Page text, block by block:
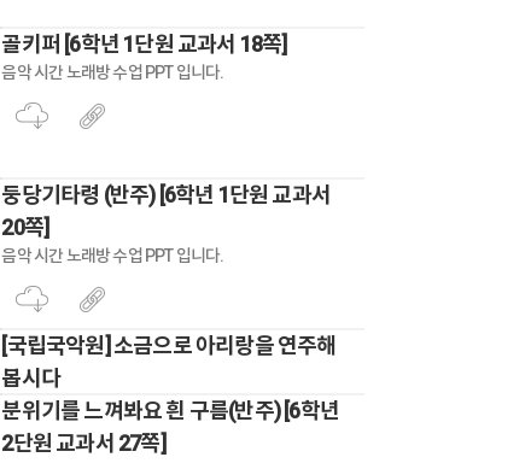
골키퍼 [6학년 1단원 교과서 18쪽]
음악 시간 노래방 수업 PPT 입니다.
둥당기타령 (반주) [6학년 1단원 교과서
20쪽]
음악 시간 노래방 수업 PPT 입니다.
[국립국악원] 소금으로 아리랑을 연주해
봅시다
분위기를 느껴봐요 흰 구름(반주) [6학년
2단원 교과서 27쪽]